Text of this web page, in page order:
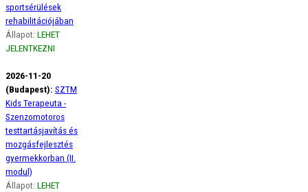
sportsérülések
rehabilitációjában
Állapot: LEHET
JELENTKEZNI
2026-11-20
(Budapest): SZTM
Kids Terapeuta -
Szenzomotoros
testtartásjavítás és
mozgásfejlesztés
gyermekkorban (II.
modul)
Állapot: LEHET